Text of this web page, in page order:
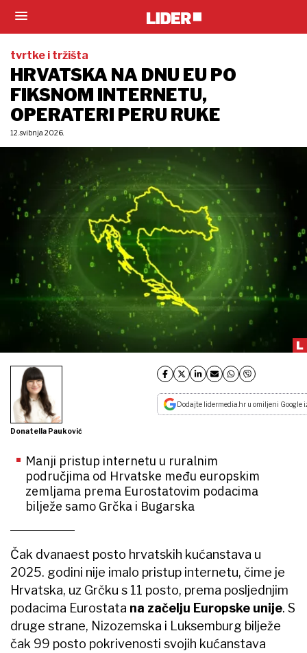
tvrtke i tržišta
HRVATSKA NA DNU EU PO
FIKSNOM INTERNETU,
OPERATERI PERU RUKE
12. svibnja 2026.
Donatella Pauković
Dodajte lidermedia.hr u omiljeni Google
Manji pristup internetu u ruralnim
područjima od Hrvatske među europskim
zemljama prema Eurostatovim podacima
bilježe samo Grčka i Bugarska
Čak dvanaest posto hrvatskih kućanstava u
2025. godini nije imalo pristup internetu, čime je
Hrvatska, uz Grčku s 11 posto, prema posljednjim
podacima Eurostata na začelju Europske unije. S
druge strane, Nizozemska i Luksemburg bilježe
čak 99 posto pokrivenosti svojih kućanstava